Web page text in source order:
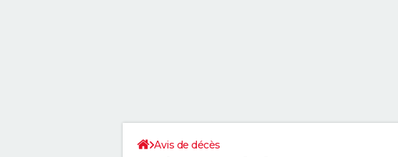
Avis de décès